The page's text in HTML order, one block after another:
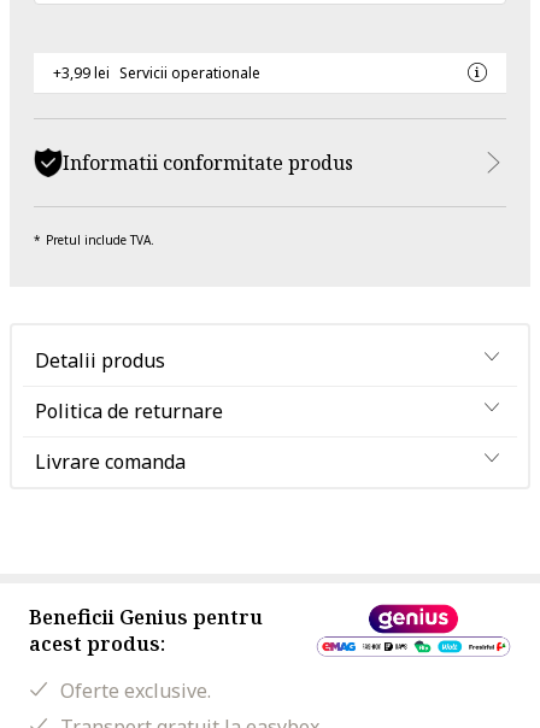
+3,99 lei Servicii operationale
Informatii conformitate produs
Pretul include TVA.
Detalii produs
Politica de returnare
Livrare comanda
Beneficii Genius pentru
acest produs:
Oferte exclusive.